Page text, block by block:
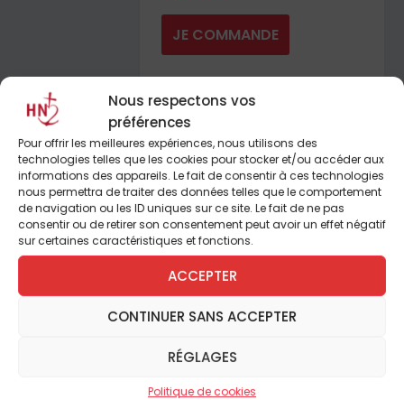
Nous respectons vos
préférences
Pour offrir les meilleures expériences, nous utilisons des
technologies telles que les cookies pour stocker et/ou accéder aux
informations des appareils. Le fait de consentir à ces technologies
nous permettra de traiter des données telles que le comportement
de navigation ou les ID uniques sur ce site. Le fait de ne pas
consentir ou de retirer son consentement peut avoir un effet négatif
sur certaines caractéristiques et fonctions.
ACCEPTER
CONTINUER SANS ACCEPTER
RÉGLAGES
Politique de cookies
JE COMMANDE